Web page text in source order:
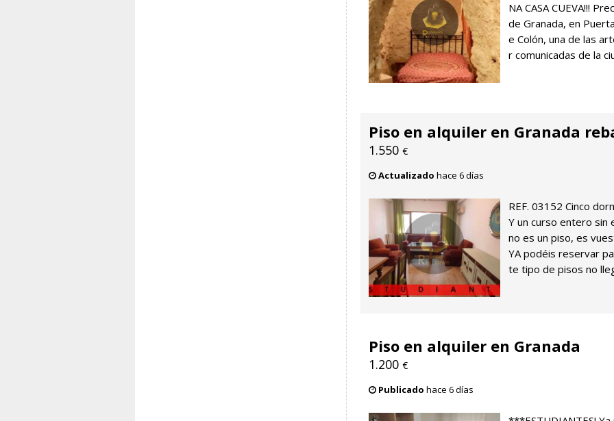
NA CASA CUEVA!!!
de Granada, en
e Colón, una de las
r comunicadas de la
Piso en alquiler en Granada
1.550 €
Actualizado hace 6 días
REF. 03152 Cinco
Y un curso entero sin
no es un piso, es
YA podéis reservar
te tipo de pisos no
Piso en alquiler en Granada
1.200 €
Publicado hace 6 días